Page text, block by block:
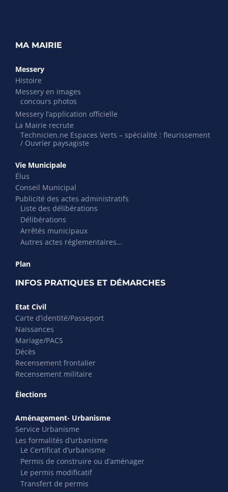
MA MAIRIE
Messery
Histoire
Messery en images
concours photos
Messery l’application officielle
La Mairie recrute
Technicien.ne Espaces Verts – spécialité : fleurissement
/ Ouvrier paysagiste
Vie Municipale
Élus
Conseil Municipal
Publicité des actes administratifs
Liste des délibérations
Délibérations
Arrêtés municipaux
Autres actes réglementaires…
Plan
INFOS PRATIQUES ET DÉMARCHES
Etat Civil
Carte d’identité/Passeport
Naissances
Mariage/PACS
Décès
Recensement frontalier
Recensement militaire
Élections
Aménagement- Urbanisme
Service Urbanisme
Les formalités d’urbanisme
Le Certificat d’urbanisme
Permis de construire ou d’aménager
Le permis modificatif
Transfert de permis